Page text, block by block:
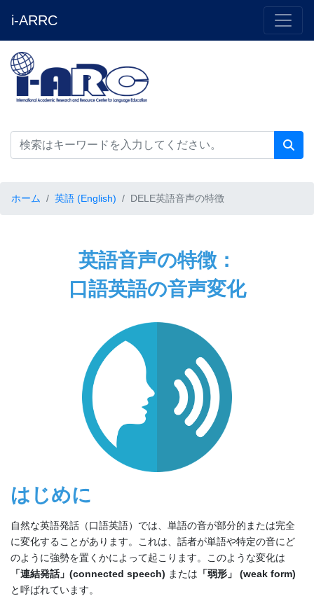
i-ARRC
ホーム 英語 (English) DELE英語音声の特徴
英語音声の特徴：
口語英語の音声変化
はじめに
自然な英語発話（口語英語）では、単語の音が部分的または完全
に変化することがあります。これは、話者が単語や特定の音にど
のように強勢を置くかによって起こります。このような変化は
「連結発話」(connected speech) または 「弱形」 (weak form)
と呼ばれています。